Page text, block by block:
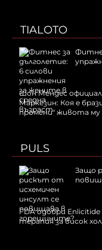
TIALOTO
Шон Мендес
Маркезин: Коя е
промени" живота му
PULS
Защо
FDA одобри
терапия за висок